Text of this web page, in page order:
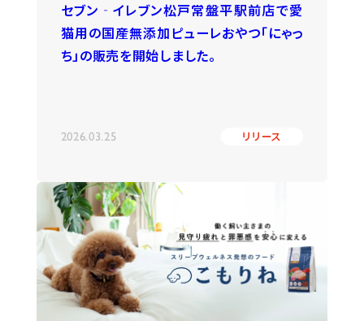
セブン‐イレブン松戸常盤平駅前店で愛
猫用の国産無添加ピューレおやつ「にゃっ
ち」の販売を開始しました。
2026.03.25 リリース